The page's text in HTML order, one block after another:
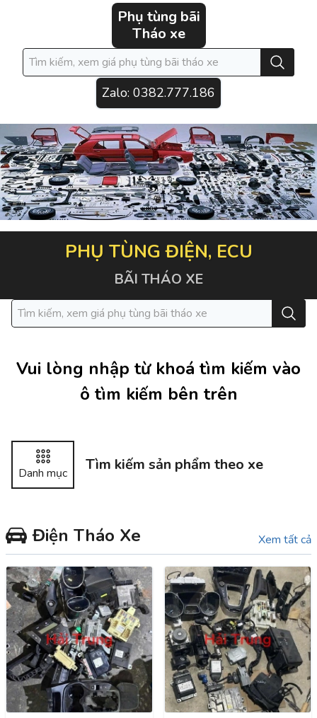
Phụ tùng bãi
Tháo xe
Zalo: 0382.777.186
PHỤ TÙNG ĐIỆN, ECU
BÃI THÁO XE
Vui lòng nhập từ khoá tìm kiếm vào
ô tìm kiếm bên trên
Danh mục Tìm kiếm sản phẩm theo xe
Điện Tháo Xe Xem tất cả